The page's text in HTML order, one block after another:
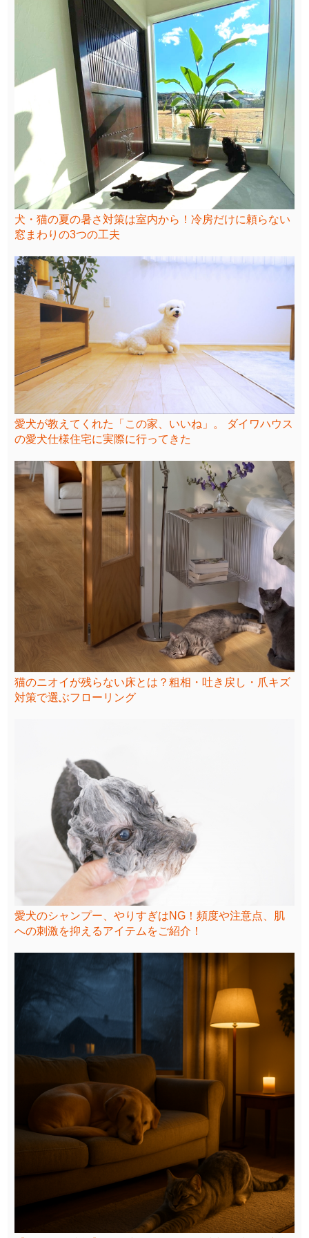
犬・猫の夏の暑さ対策は室内から！冷房だけに頼らない
窓まわりの3つの工夫
愛犬が教えてくれた「この家、いいね」。 ダイワハウス
の愛犬仕様住宅に実際に行ってきた
猫のニオイが残らない床とは？粗相・吐き戻し・爪キズ
対策で選ぶフローリング
愛犬のシャンプー、やりすぎはNG！頻度や注意点、肌
への刺激を抑えるアイテムをご紹介！